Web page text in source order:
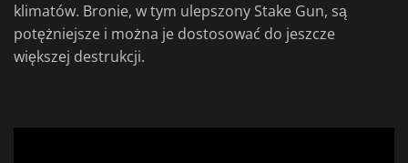
klimatów. Bronie, w tym ulepszony Stake Gun, są
potężniejsze i można je dostosować do jeszcze
większej destrukcji.